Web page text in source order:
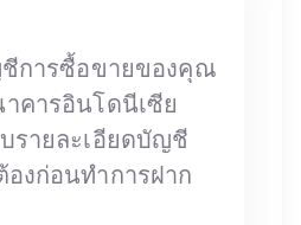
ชีการซื้อขายของคุณ
คารอินโดนีเซีย
รายละเอียดบัญชี
งก่อนทำการฝาก